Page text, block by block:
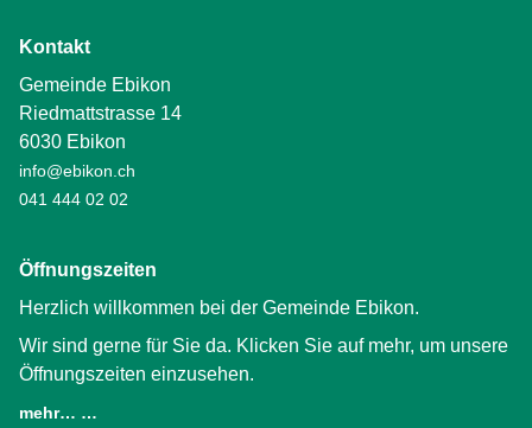
Kontakt
Gemeinde Ebikon
Riedmattstrasse 14
6030 Ebikon
info@ebikon.ch
041 444 02 02
Öffnungszeiten
Herzlich willkommen bei der Gemeinde Ebikon.
Wir sind gerne für Sie da. Klicken Sie auf mehr, um unsere
Öffnungszeiten einzusehen.
mehr… …